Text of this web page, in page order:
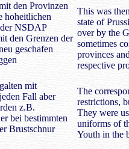
den Provinzen
hoheitlichen
NSDAP
den Grenzen der
geschafen
This was
state of
over by the
sometimes
provinces
respective
mit
Fall aber
z.B.
bei bestimmten
Brustschnur
The
restrictions,
They were
uniforms of
Youth in the